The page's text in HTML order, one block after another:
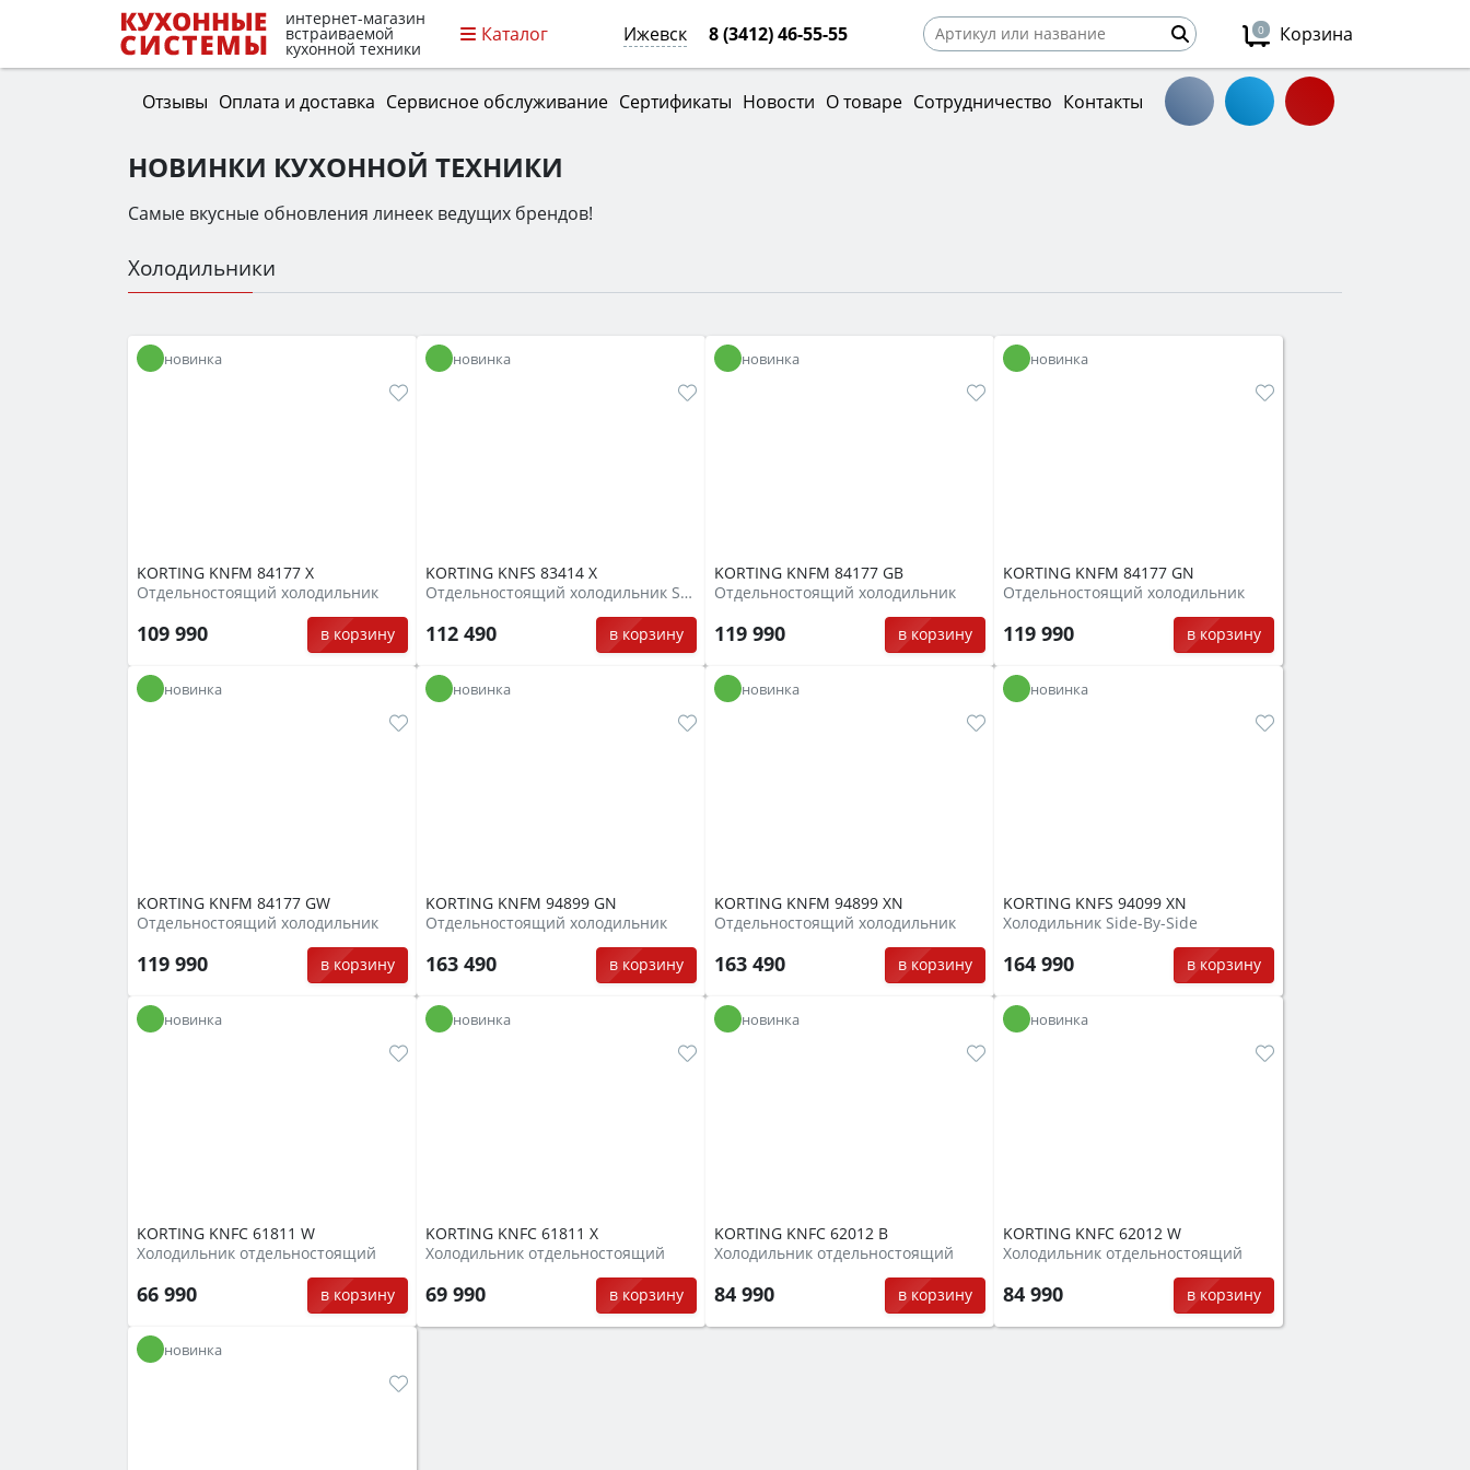
интернет-магазин
встраиваемой
кухонной техники
Каталог Ижевск 8 (3412) 46-55-55 0 Корзина
Отзывы Оплата и доставка Сервисное обслуживание Сертификаты Новости О товаре Сотрудничество Контакты
НОВИНКИ КУХОННОЙ ТЕХНИКИ
Самые вкусные обновления линеек ведущих брендов!
Холодильники
новинка
KORTING KNFM 84177 X
Отдельностоящий холодильник
109 990 в корзину
новинка
KORTING KNFS 83414 X
Отдельностоящий холодильник Side-By-Side
112 490 в корзину
новинка
KORTING KNFM 84177 GB
Отдельностоящий холодильник
119 990 в корзину
новинка
KORTING KNFM 84177 GN
Отдельностоящий холодильник
119 990 в корзину
новинка
KORTING KNFM 84177 GW
Отдельностоящий холодильник
119 990 в корзину
новинка
KORTING KNFM 94899 GN
Отдельностоящий холодильник
163 490 в корзину
новинка
KORTING KNFM 94899 XN
Отдельностоящий холодильник
163 490 в корзину
новинка
KORTING KNFS 94099 XN
Холодильник Side-By-Side
164 990 в корзину
новинка
KORTING KNFC 61811 W
Холодильник отдельностоящий
66 990 в корзину
новинка
KORTING KNFC 61811 X
Холодильник отдельностоящий
69 990 в корзину
новинка
KORTING KNFC 62012 B
Холодильник отдельностоящий
84 990 в корзину
новинка
KORTING KNFC 62012 W
Холодильник отдельностоящий
84 990 в корзину
новинка